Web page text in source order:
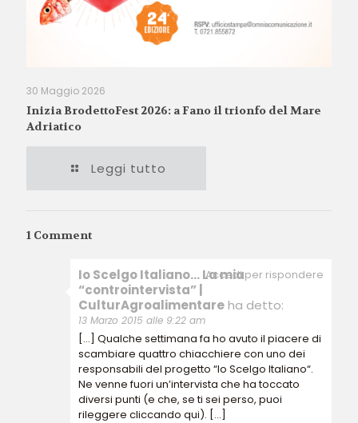
30 Maggio 2026
Inizia BrodettoFest 2026: a Fano il trionfo del Mare
Adriatico
Leggi tutto
1 Comment
Io Scelgo Italiano… La mia
“controintervista” |
CulturAgroalimentareha detto:
13 Marzo 2015 alle 9:22 am
[…] Qualche settimana fa ho avuto il piacere di
scambiare quattro chiacchiere con uno dei
responsabili del progetto “Io Scelgo Italiano“.
Ne venne fuori un’intervista che ha toccato
diversi punti (e che, se ti sei perso, puoi
rileggere cliccando qui). […]
Accedi per rispondere